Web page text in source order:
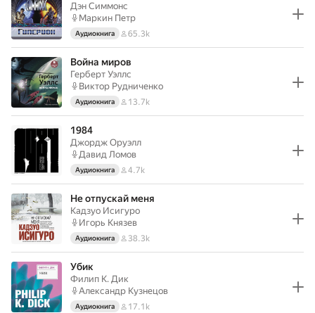
Дэн Симмонс
Маркин Петр
Аудиокнига 65.3k
Война миров
Герберт Уэллс
Виктор Рудниченко
Аудиокнига 13.7k
1984
Джордж Оруэлл
Давид Ломов
Аудиокнига 4.7k
Не отпускай меня
Кадзуо Исигуро
Игорь Князев
Аудиокнига 38.3k
Убик
Филип К. Дик
Александр Кузнецов
Аудиокнига 17.1k